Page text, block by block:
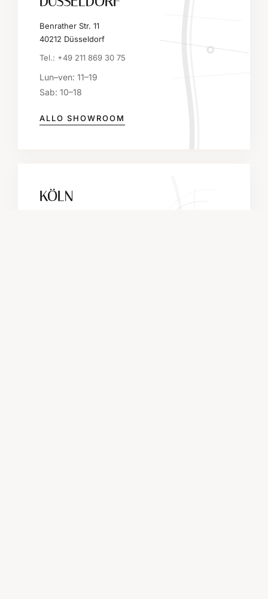
Benrather Str. 11
40212 Düsseldorf
Tel.: +49 211 869 30 75
Lun–ven: 11–19
Sab: 10–18
ALLO SHOWROOM
KÖLN